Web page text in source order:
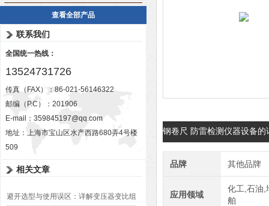
查看全部产品
联系我们
全国统一热线：
13524731726
传真（FAX）：86-021-56146322
邮编（P.C）：201906
E-mail： 359845197@qq.com
地址：上海市宝山区水产西路680弄4号楼
509
相关文章
避开选型与使用误区：详解变压器变比组
钢卷尺 防雷检测仪器设备的
品牌 其他品牌
应用领域
化工,石油,
舶